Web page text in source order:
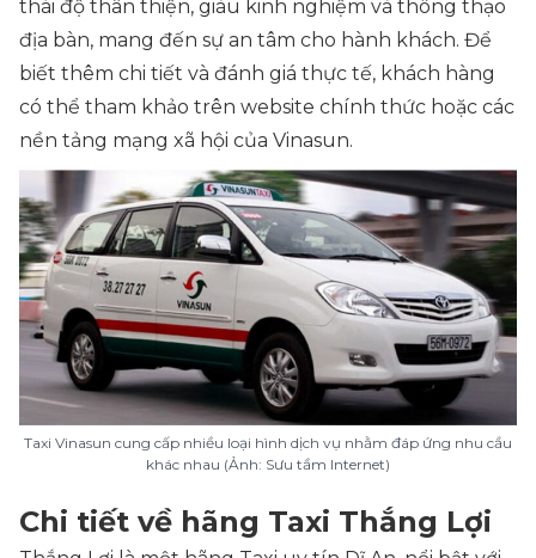
thái độ thân thiện, giàu kinh nghiệm và thông thạo
địa bàn, mang đến sự an tâm cho hành khách. Để
biết thêm chi tiết và đánh giá thực tế, khách hàng
có thể tham khảo trên website chính thức hoặc các
nền tảng mạng xã hội của Vinasun.
Taxi Vinasun cung cấp nhiều loại hình dịch vụ nhằm đáp ứng nhu cầu
khác nhau (Ảnh: Sưu tầm Internet)
Chi tiết về hãng Taxi Thắng Lợi